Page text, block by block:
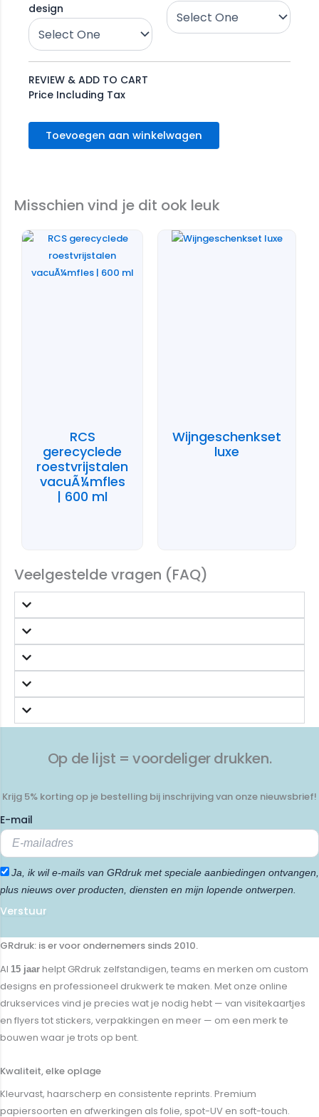
design
REVIEW & ADD TO CART
Price Including Tax
Toevoegen aan winkelwagen
Misschien vind je dit ook leuk
RCS
gerecyclede
roestvrijstalen
vacuÃ¼mfles
| 600 ml
Wijngeschenkset
luxe
Veelgestelde vragen (FAQ)
Op de lijst = voordeliger drukken.
Krijg 5% korting op je bestelling bij inschrijving van onze nieuwsbrief!
E-mail
Ja, ik wil e-mails van GRdruk met speciale aanbiedingen ontvangen,
plus nieuws over producten, diensten en mijn lopende ontwerpen.
Verstuur
GRdruk: is er voor ondernemers sinds 2010.
Al 15 jaar helpt GRdruk zelfstandigen, teams en merken om custom
designs en professioneel drukwerk te maken. Met onze online
drukservices vind je precies wat je nodig hebt — van visitekaartjes
en flyers tot stickers, verpakkingen en meer — om een merk te
bouwen waar je trots op bent.
Kwaliteit, elke oplage
Kleurvast, haarscherp en consistente reprints. Premium
papiersoorten en afwerkingen als folie, spot-UV en soft-touch.